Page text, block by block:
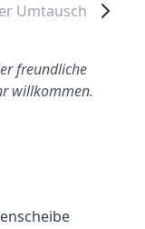
Umtausch
freundliche
willkommen.